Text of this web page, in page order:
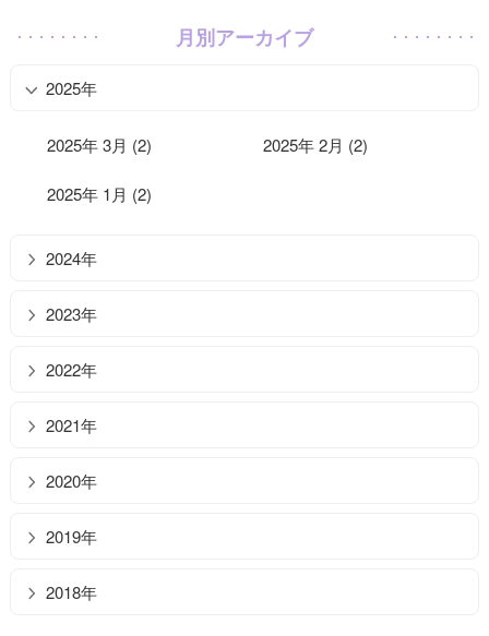
月別アーカイブ
2025年
2025年 3月 (2) 2025年 2月 (2)
2025年 1月 (2)
2024年
2023年
2022年
2021年
2020年
2019年
2018年